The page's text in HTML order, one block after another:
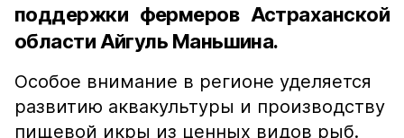
поддержки фермеров Астраханской
области Айгуль Маньшина.
Особое внимание в регионе уделяется
развитию аквакультуры и производству
пищевой икры из ценных видов рыб.